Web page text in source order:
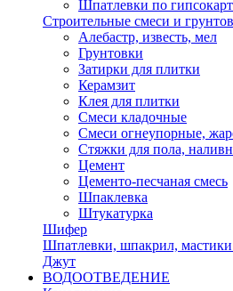
Шпатлевки по
Строительные смеси и
Алебастр, известь, мел
Грунтовки
Затирки для плитки
Керамзит
Клея для плитки
Смеси кладочные
Смеси огнеупорные,
Стяжки для пола,
Цемент
Цементо-песчаная смесь
Шпаклевка
Штукатурка
Шифер
Шпатлевки, шпакрил, мастики
Джут
ВОДООТВЕДЕНИЕ